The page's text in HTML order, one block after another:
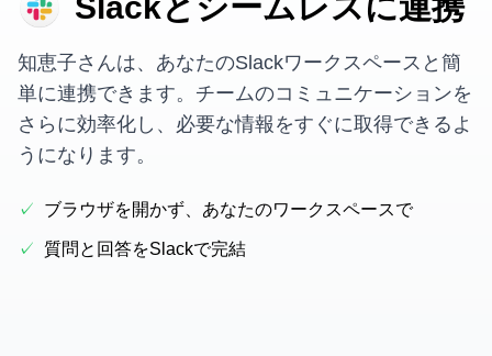
知恵子さんは、あなたのSlackワークスペースと簡
単に連携できます。チームのコミュニケーションを
さらに効率化し、必要な情報をすぐに取得できるよ
うになります。
✓ ブラウザを開かず、あなたのワークスペースで
✓ 質問と回答をSlackで完結